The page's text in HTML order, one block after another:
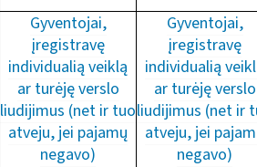
Gyventojai,
įregistravę
individualią veiklą
ar turėję verslo
liudijimus (net ir tuo
atveju, jei pajamų
negavo)
Gyventojai,
įregistravę
individualią
ar turėję verslo
liudijimus (net ir
atveju, jei
negavo)